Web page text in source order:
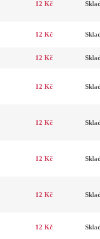
12 Kč
12 Kč
12 Kč
12 Kč
12 Kč
12 Kč
12 Kč
12 Kč